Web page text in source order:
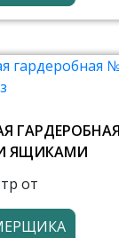
ЯЩИКАМИ
от